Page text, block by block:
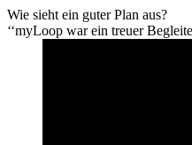
Wie sieht ein guter Plan aus?
‘‘myLoop war ein treuer